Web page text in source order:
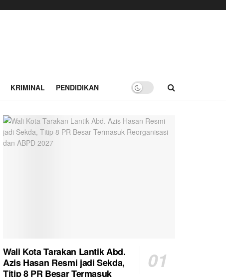
KRIMINAL PENDIDIKAN
Wali Kota Tarakan Lantik Abd.
Azis Hasan Resmi jadi Sekda,
Titip 8 PR Besar Termasuk